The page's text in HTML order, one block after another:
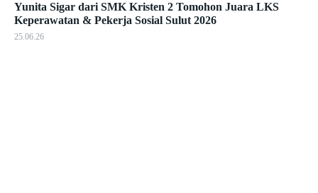
Yunita Sigar dari SMK Kristen 2 Tomohon Juara LKS
Keperawatan & Pekerja Sosial Sulut 2026
25.06.26